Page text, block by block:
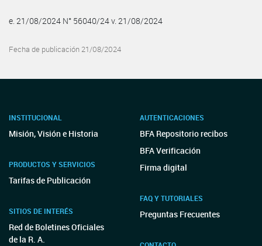
e. 21/08/2024 N° 56040/24 v. 21/08/2024
Fecha de publicación 21/08/2024
INSTITUCIONAL
Misión, Visión e Historia
PRODUCTOS Y SERVICIOS
Tarifas de Publicación
SITIOS DE INTERÉS
Red de Boletines Oficiales
de la R. A.
AUTENTICACIONES
BFA Repositorio recibos
BFA Verificación
Firma digital
FAQ Y TUTORIALES
Preguntas Frecuentes